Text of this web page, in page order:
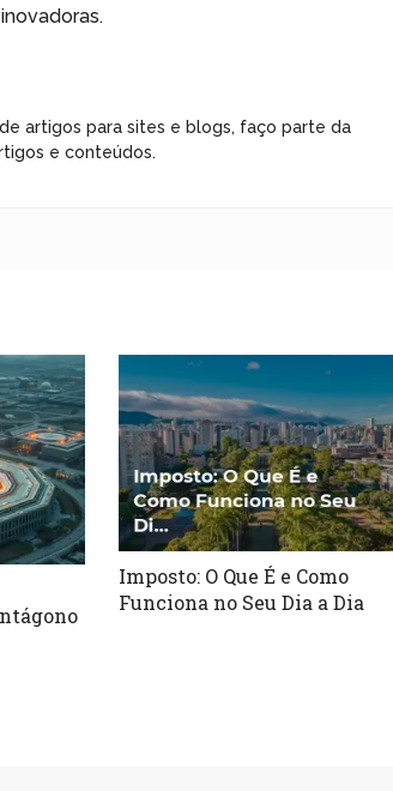
artigos para sites e blogs, faço parte da
e conteúdos.
Imposto: O Que É e Como
Funciona no Seu Dia a Dia